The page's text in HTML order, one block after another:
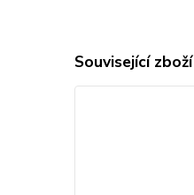
Související zboží